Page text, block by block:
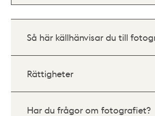
Så här källhänvisar du till
Rättigheter
Har du frågor om fotografiet?